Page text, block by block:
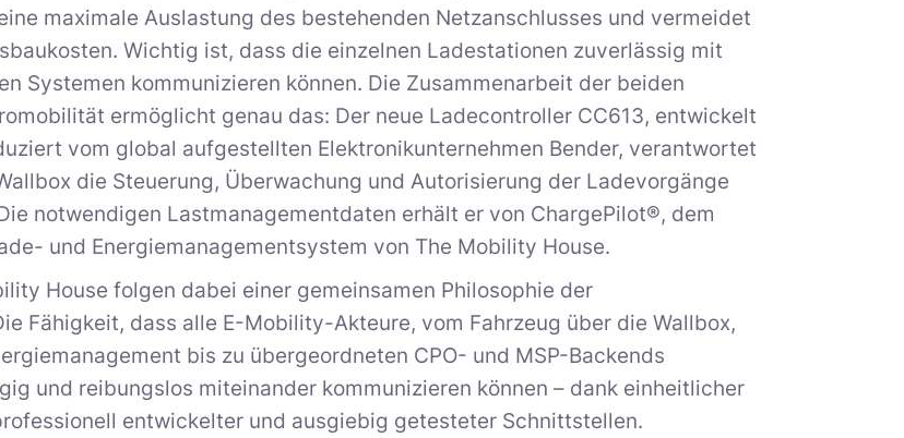
maximale Auslastung des bestehenden Netzanschlusses und vermeidet
Wichtig ist, dass die einzelnen Ladestationen zuverlässig mit
Systemen kommunizieren können. Die Zusammenarbeit der beiden
ermöglicht genau das: Der neue Ladecontroller CC613, entwickelt
vom global aufgestellten Elektronikunternehmen Bender, verantwortet
die Steuerung, Überwachung und Autorisierung der Ladevorgänge
notwendigen Lastmanagementdaten erhält er von ChargePilot®, dem
und Energiemanagementsystem von The Mobility House.
House folgen dabei einer gemeinsamen Philosophie der
Fähigkeit, dass alle E-Mobility-Akteure, vom Fahrzeug über die Wallbox,
bis zu übergeordneten CPO- und MSP-Backends
und reibungslos miteinander kommunizieren können – dank einheitlicher
entwickelter und ausgiebig getesteter Schnittstellen.